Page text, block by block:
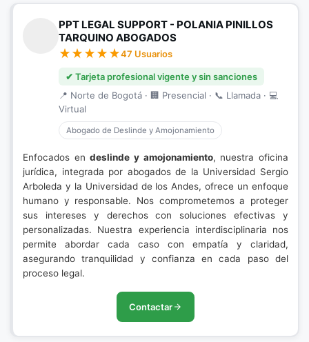
PPT LEGAL SUPPORT - POLANIA PINILLOS
TARQUINO ABOGADOS
47 Usuarios
✔ Tarjeta profesional vigente y sin sanciones
📍 Norte de Bogotá · 🏢 Presencial · 📞 Llamada · 💻
Virtual
Abogado de Deslinde y Amojonamiento
Enfocados endeslinde y amojonamiento, nuestra oficina
jurídica, integrada por abogados de la Universidad Sergio
Arboleda y la Universidad de los Andes, ofrece un enfoque
humano y responsable. Nos comprometemos a proteger
sus intereses y derechos con soluciones efectivas y
personalizadas. Nuestra experiencia interdisciplinaria nos
permite abordar cada caso con empatía y claridad,
asegurando tranquilidad y confianza en cada paso del
proceso legal.
Contactar